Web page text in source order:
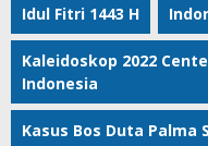
Idul Fitri 1443 H
Kaleidoskop 2022
Indonesia
Kasus Bos Duta Palma